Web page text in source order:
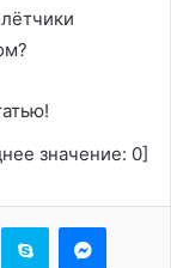
значение: 0]
Skype